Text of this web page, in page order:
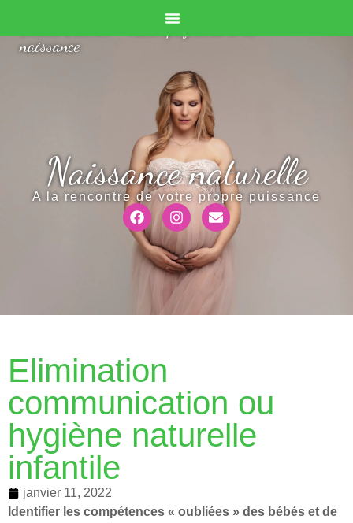
Doula Valérie - Accompagnante à la
naissance
Naissance naturelle
A la rencontre de votre propre puissance
Elimination
communication ou
hygiène naturelle
infantile
janvier 11, 2022
Identifier les compétences « oubliées » des bébés et de